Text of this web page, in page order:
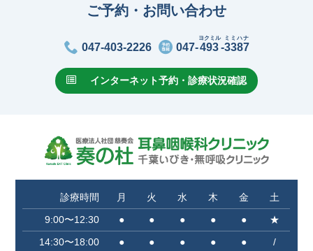
ご予約・お問い合わせ
047-403-2226 047-493
ヨクミル
-3387
ミミハナ
インターネット予約・診療状況確認
診療時間 月 火 水 木 金
土
9:00〜12:30
● ● ● ● ●
★
14:30〜18:00
● ● ● ● ● /